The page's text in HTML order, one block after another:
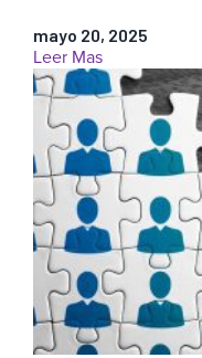
mayo 20, 2025
Leer Mas:
El
Retorno
Oculto
de
la
Inversión
en
la
Presión
de
Cavidad:
Mano
de